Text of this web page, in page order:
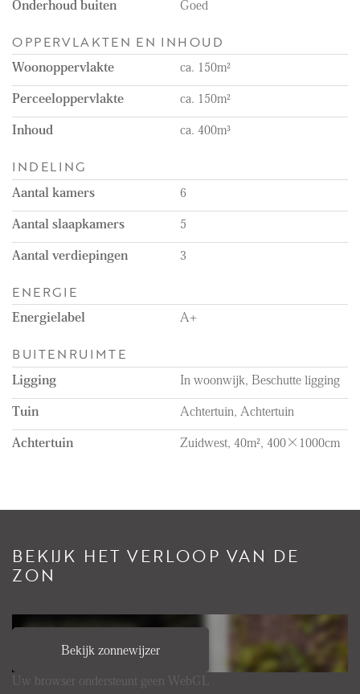
- Rental price excludes the costs of utilities, TV, and internet
- Solar Panels and QUATT heat pump system
- Significantly lower energy bills due to the Modern heat pump
system, along with Solar panels
- Well insulated
- Unfurnished
- Spacious backyard with a shed
Onderhoud buiten Goed
OPPERVLAKTEN EN INHOUD
Woonoppervlakte ca. 150m²
Perceeloppervlakte ca. 150m²
Inhoud ca. 400m³
INDELING
Aantal kamers 6
Aantal slaapkamers 5
Aantal verdiepingen 3
ENERGIE
Energielabel A+
BUITENRUIMTE
Ligging In woonwijk, Beschutte ligging
Tuin Achtertuin, Achtertuin
Achtertuin Zuidwest, 40m², 400×1000cm
BEKIJK HET VERLOOP VAN DE
ZON
Bekijk zonnewijzer
Uw browser ondersteunt geen WebGL